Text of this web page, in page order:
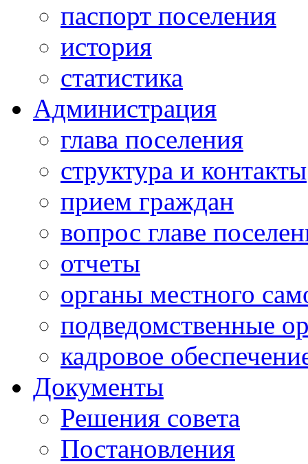
паспорт поселения
история
статистика
Администрация
глава поселения
структура и контакты
прием граждан
вопрос главе
отчеты
органы местного
подведомственные
кадровое
Документы
Решения совета
Постановления